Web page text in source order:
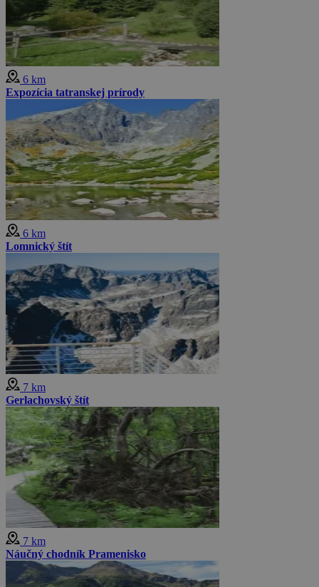
6 km
Expozícia tatranskej prírody
6 km
Lomnický štít
7 km
Gerlachovský štít
7 km
Náučný chodník Pramenisko